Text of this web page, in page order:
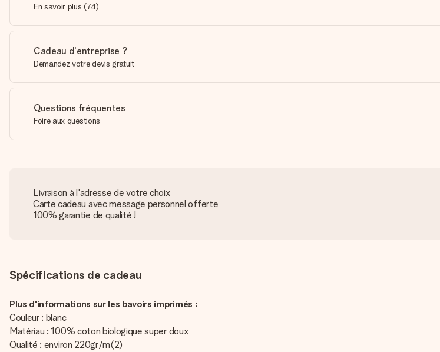
En savoir plus (74)
Cadeau d'entreprise ?
Demandez votre devis gratuit
Questions fréquentes
Foire aux questions
Livraison à l'adresse de votre choix
Carte cadeau avec message personnel offerte
100% garantie de qualité !
Spécifications de cadeau
Plus d'informations sur les bavoirs imprimés :
Couleur : blanc
Matériau : 100% coton biologique super doux
Qualité : environ 220gr/m(2)